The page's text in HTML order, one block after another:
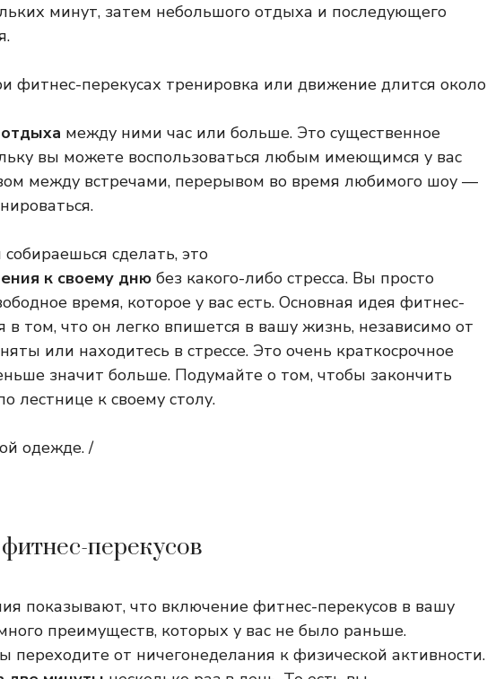
минут, затем небольшого отдыха и последующего
фитнес-перекусах тренировка или движение длится около
между ними час или больше. Это существенное
вы можете воспользоваться любым имеющимся у вас
между встречами, перерывом во время любимого шоу —
сделать, это
к своему дню без какого-либо стресса. Вы просто
время, которое у вас есть. Основная идея фитнес-
в том, что он легко впишется в вашу жизнь, независимо от
или находитесь в стрессе. Это очень краткосрочное
значит больше. Подумайте о том, чтобы закончить
лестнице к своему столу.
одежде. /
перекусов
показывают, что включение фитнес-перекусов в вашу
преимуществ, которых у вас не было раньше.
переходите от ничегонеделания к физической активности.